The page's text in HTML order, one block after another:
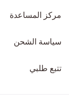
مركز المساعدة
سياسة الشحن
تتبع طلبي